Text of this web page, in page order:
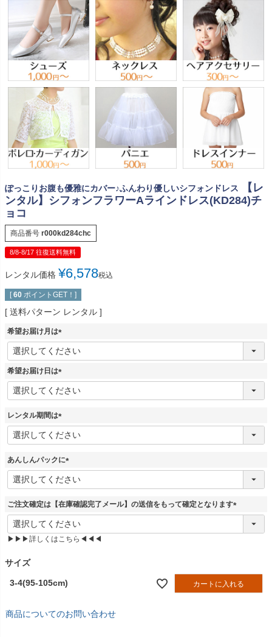
ぽっこりお腹も優雅にカバー♪ふんわり優しいシフォンドレス
【レ
ンタル】シフォンフラワーAラインドレス(KD284)チ
ョコ
商品番号 r000kd284chc
8/8-8/17 往復送料無料
レンタル価格 ¥6,578税込
[ 60 ポイントGET！]
送料パターン レンタル
希望お届け月は
(
必
希望お届け日は
(
必
)
レンタル期間は
(
必
)
あんしんパックに
(
必
)
ご注文確定は【在庫確認完了メール】の送信をもって確定となります
(
▶▶▶詳しくはこちら◀◀◀
サイズ
3-4(95-105cm) カートに入れる
商品についてのお問い合わせ